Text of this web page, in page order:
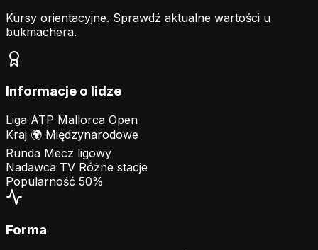
Kursy orientacyjne. Sprawdź aktualne wartości u
bukmachera.
Informacje o lidze
Liga ATP Mallorca Open
Kraj 🌍 Międzynarodowe
Runda Mecz ligowy
Nadawca TV Różne stacje
Popularność 50%
Forma